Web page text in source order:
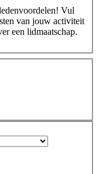
Vul
van jouw activiteit
een lidmaatschap.